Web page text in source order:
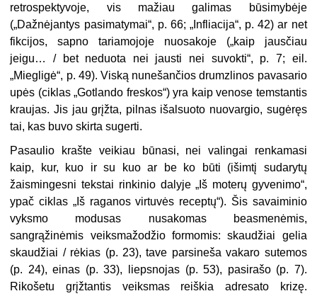
retrospektyvoje, vis mažiau galimas būsimybėje
(„Dažnėjantys pasimatymai“, p. 66; „Infliacija“, p. 42) ar net
fikcijos, sapno tariamojoje nuosakoje („kaip jausčiau
jeigu… / bet neduota nei jausti nei suvokti“, p. 7; eil.
„Miegligė“, p. 49). Viską nunešančios drumzlinos pavasario
upės (ciklas „Gotlando freskos“) yra kaip venose temstantis
kraujas. Jis jau grįžta, pilnas išalsuoto nuovargio, sugėręs
tai, kas buvo skirta sugerti.
Pasaulio krašte veikiau būnasi, nei valingai renkamasi
kaip, kur, kuo ir su kuo ar be ko būti (išimtį sudarytų
žaismingesni tekstai rinkinio dalyje „Iš moterų gyvenimo“,
ypač ciklas „Iš raganos virtuvės receptų“). Šis savaiminio
vyksmo modusas nusakomas beasmenėmis,
sangrąžinėmis veiksmažodžio formomis: skaudžiai gelia
skaudžiai / rėkias (p. 23), tave parsineša vakaro sutemos
(p. 24), einas (p. 33), liepsnojas (p. 53), pasirašo (p. 7).
Rikošetu grįžtantis veiksmas reiškia adresato krizę.